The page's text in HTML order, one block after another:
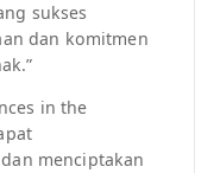
sukses
dan komitmen
in the
menciptakan